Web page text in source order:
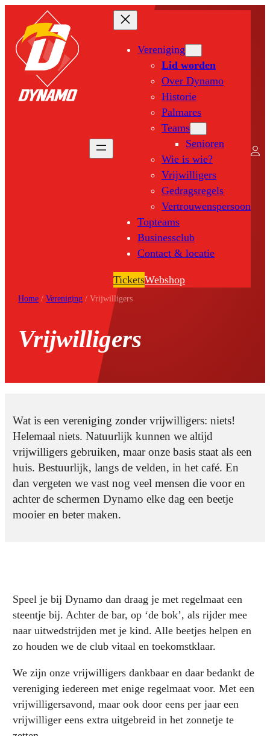
inhoud
Vereniging
Lid worden
Over Dynamo
Historie
Palmares
Teams
Senioren
Wie is wie?
Vrijwilligers
Gedragsregels
Vertrouwenspersoon
Topteams
Businessclub
Contact & locatie
TicketsWebshop
Home /Vereniging /Vrijwilligers
Vrijwilligers
Wat is een vereniging zonder vrijwilligers: niets!
Helemaal niets. Natuurlijk kunnen we altijd
vrijwilligers gebruiken, maar onze basis staat als een
huis. Bestuurlijk, langs de velden, in het café. En
dan vergeten we vast nog veel mensen die voor en
achter de schermen Dynamo elke dag een beetje
mooier en beter maken.
Speel je bij Dynamo dan draag je met regelmaat een
steentje bij. Achter de bar, op ‘de bok’, als rijder mee
naar uitwedstrijden met je kind. Alle beetjes helpen en
zo houden we de club vitaal en toekomstklaar.
We zijn onze vrijwilligers dankbaar en daar bedankt de
vereniging iedereen met enige regelmaat voor. Met een
vrijwilligersavond, maar ook door eens per jaar een
vrijwilliger eens extra uitgebreid in het zonnetje te